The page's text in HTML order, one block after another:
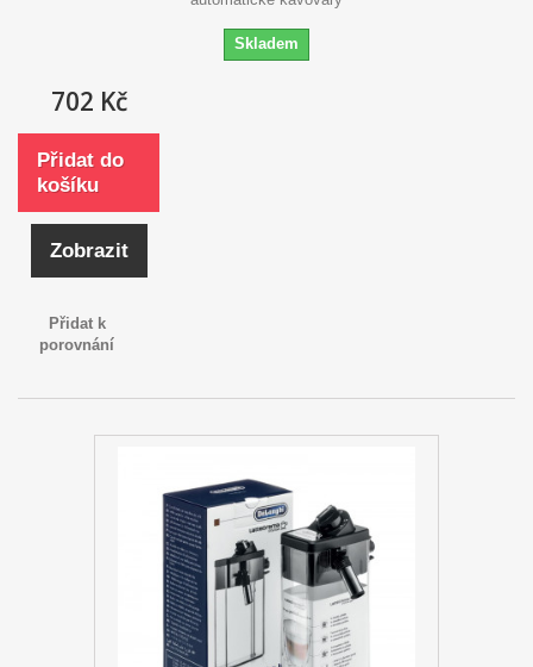
Skladem
702 Kč
Přidat do
košíku
Zobrazit
Přidat k
porovnání